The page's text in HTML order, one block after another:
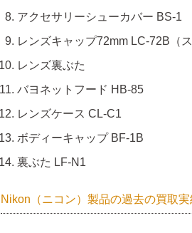
アクセサリーシューカバー BS-1
レンズキャップ72mm LC-72B（
レンズ裏ぶた
バヨネットフード HB-85
レンズケース CL-C1
ボディーキャップ BF-1B
裏ぶた LF-N1
Nikon（ニコン）製品の過去の買取実